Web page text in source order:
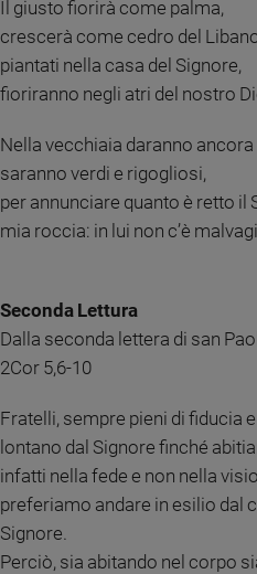
Migranti
Diversità
Cultura
e
Sanremo
Tv
e
Musica
Famiglia
ed
Genitori
Il giusto fiorirà come palma,
crescerà come cedro del
piantati nella casa del Signore,
fioriranno negli atri del nostro
Nella vecchiaia daranno
saranno verdi e rigogliosi,
per annunciare quanto è retto il
mia roccia: in lui non c’è
Seconda Lettura
Dalla seconda lettera di san
2Cor 5,6-10
Fratelli, sempre pieni di fiducia
lontano dal Signore finché
infatti nella fede e non nella
preferiamo andare in esilio dal
Signore.
Perciò, sia abitando nel corpo